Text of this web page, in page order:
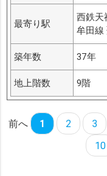
最寄り駅
西鉄天
牟田線
築年数 37年
地上階数 9階
前へ 1 2 3
10